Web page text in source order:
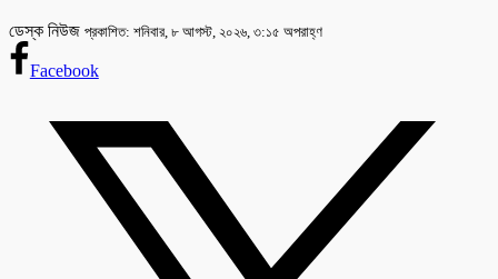
ডেস্ক নিউজ প্রকাশিত: শনিবার, ৮ আগস্ট, ২০২৬, ৩:১৫ অপরাহ্ণ
Facebook